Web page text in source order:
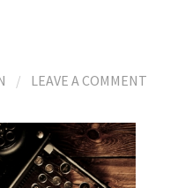
/ LEAVE A COMMENT